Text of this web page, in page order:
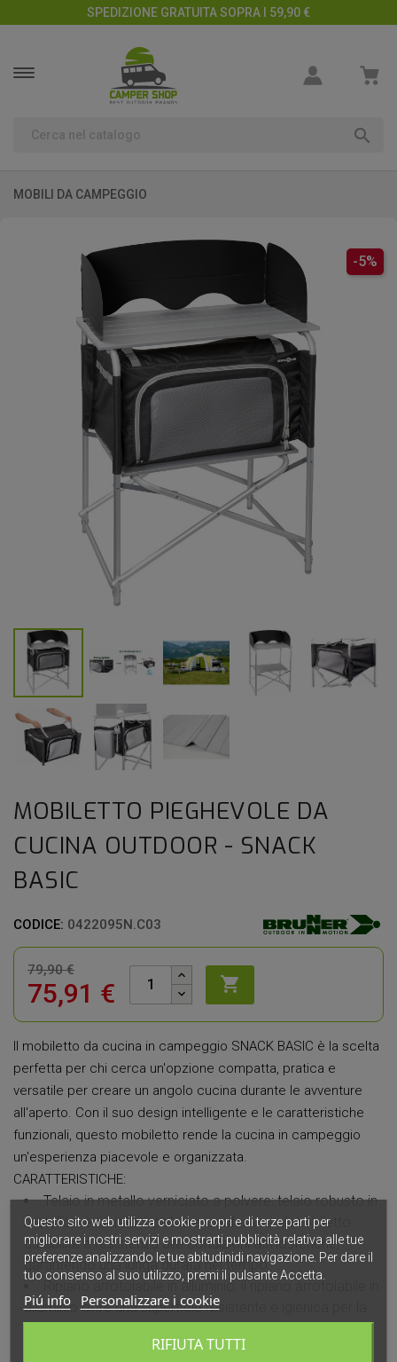
SPEDIZIONE GRATUITA SOPRA I 59,90 €

MOBILI DA CAMPEGGIO
-5%
MOBILETTO PIEGHEVOLE DA
CUCINA OUTDOOR - SNACK
BASIC
CODICE: 0422095N.C03
79,90 €
75,91 € 
Il mobiletto da cucina in campeggio SNACK BASIC è la scelta
perfetta per chi cerca un'opzione compatta, pratica e
versatile per creare un angolo cucina durante le avventure
all'aperto. Con il suo design intelligente e le caratteristiche
funzionali, questo mobiletto rende la cucina in campeggio
un'esperienza piacevole e organizzata.
CARATTERISTICHE:
Telaio in metallo verniciato a polvere: telaio robusto in
metallo, verniciato a polvere, conferisce al mobiletto
durabilità e resistenza alle condizioni atmosferiche,
garantendo una lunga durata nel tempo.
Ripiano arrotolabile in alluminio: il ripiano arrotolabile in
alluminio offre una superficie resistente e igienica per la
Tessuto in poliestere spalmato: realizzato al 100% in
Questo sito web utilizza cookie propri e di terze parti per
migliorare i nostri servizi e mostrarti pubblicità relativa alle tue
preferenze analizzando le tue abitudinidi navigazione. Per dare il
tuo consenso al suo utilizzo, premi il pulsante Accetta.
Piú info Personalizzare i cookie
RIFIUTA TUTTI